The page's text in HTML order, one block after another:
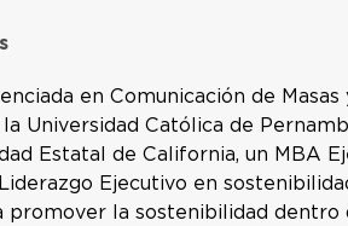
en Comunicación de
Universidad Católica de
Estatal de California, un MBA
Ejecutivo en
promover la sostenibilidad